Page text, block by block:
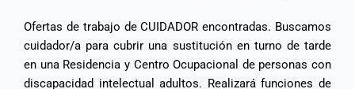
Ofertas de trabajo de CUIDADOR encontradas. Buscamos
cuidador/a para cubrir una sustitución en turno de tarde
en una Residencia y Centro Ocupacional de personas con
discapacidad intelectual adultos. Realizará funciones de